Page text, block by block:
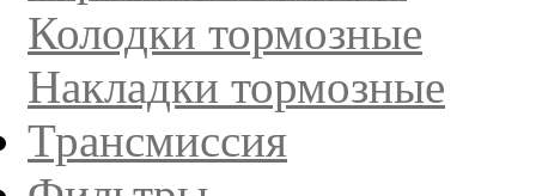
Колодки тормозные
Накладки тормозные
Трансмиссия